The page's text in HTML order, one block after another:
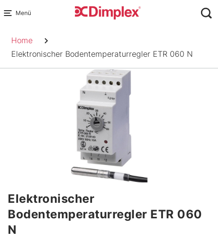
Home
Elektronischer Bodentemperaturregler ETR 060 N
Elektronischer
Bodentemperaturregler ETR 060
N